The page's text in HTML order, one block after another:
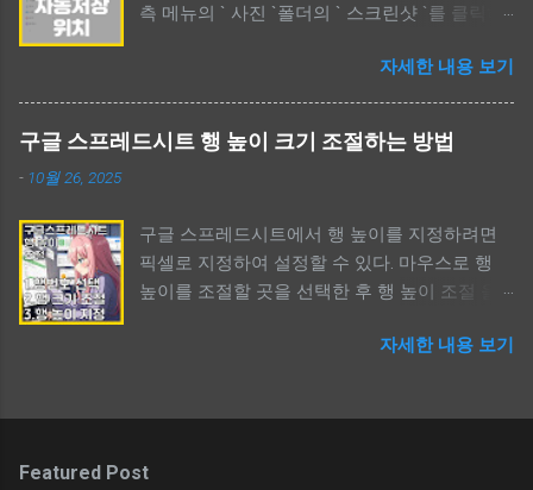
Of Ghost Gate Or Soul Gate / 귀문과 혼문 뜻 어
있다면 ` 귀문, 혼문 `이란 단어를 한번쯤 봤을
것이다. 보이지 않는 모든 영들은 현실세계를 드
나들 때 그들만의 문(door)를 사용한다. 영화나
기 위한 어떤 문이 존재하는데, 이것을 무속에서
` 귀문 혹은 혼문 `이라 칭하는 듯 하다. 여기서
는 ` 차원 `이라 언급했지만, 무속에선 ` 사후세
계 `로 이해할 수 있다. `귀문과 혼문`은 어쨌든 `
해 한자와 영어 단어를 같이 살펴볼 필요가 있
Hunters ` 귀문과 혼문 `이란 단어를 사람들이
측 메뉴의 ` 사진 `폴더의 ` 스크린샷 `를 클릭하
수 있다. 폴더 위치를 확인했다면 필요없는 파일
들은 삭제하도록 하자. 사용할 수 있는 드라이브
용량을 늘릴 수 있다. 윈도우 캡쳐 이미지 자동
저장 위치 찾기 윈도우 캡쳐 이미지 자동 저장
는 여러가지 캡쳐 도구를 제공하며, 보통 단축키
`Shift+윈도우키+S`키를 활용한 캡쳐를 이용할
것이다. 하지만, 캡쳐를 한 후 보통 이미지가 저
캡쳐 후 자동 저장 `한다. 먼저, 자신이 최소 1번
한 이미지들이 저장되어 있을 것이고, 사용하지
자세한 내용 보기
구글 스프레드시트 행 높이 크기 조절하는 방법
- 10월 26, 2025
구글 스프레드시트에서 행 높이를 지정하려면
픽셀로 지정하여 설정할 수 있다. 마우스로 행
높이를 조절할 곳을 선택한 후 행 높이 조절 을
기본값은 픽셀이다. 단어가 다를 뿐이지만, 엑셀
로 제공하는 엑셀과 비슷한 프로그램이다. 웹,
자세한 내용 보기
Featured Post